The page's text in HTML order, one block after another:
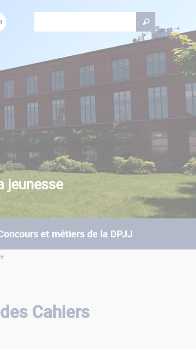
et métiers de la DPJJ
jeunesse
Formulaire de recherche
Cahiers